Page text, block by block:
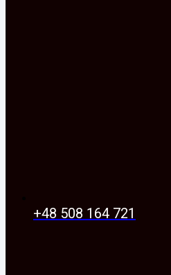
+48 508 164 721